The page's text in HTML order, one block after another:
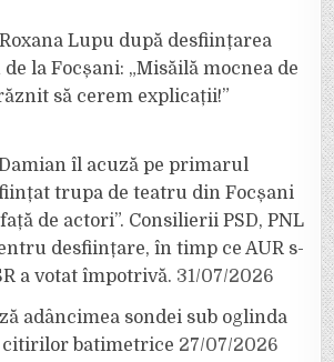
Lupu după desființarea
la Focșani: „Misăilă mocnea de
să cerem explicații!”
îl acuză pe primarul
trupa de teatru din Focșani
de actori”. Consilierii PSD, PNL
desființare, în timp ce AUR s-
a votat împotrivă. 31/07/2026
adâncimea sondei sub oglinda
citirilor batimetrice 27/07/2026